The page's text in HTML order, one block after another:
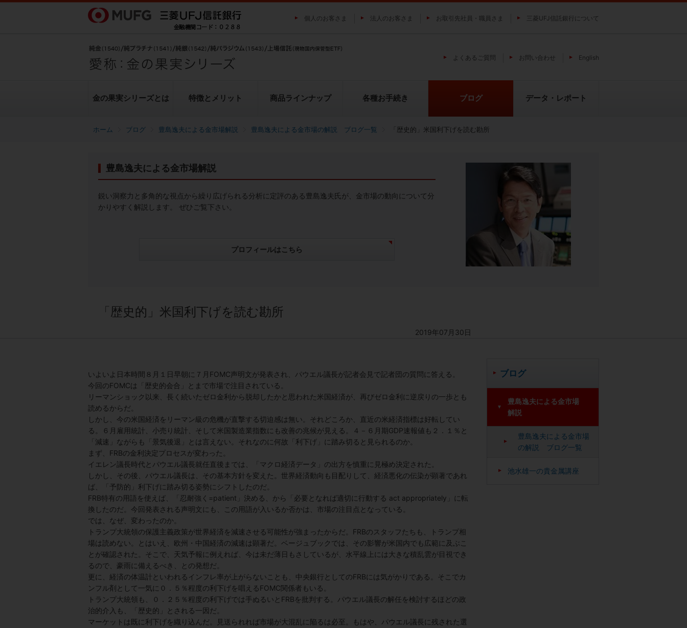
ブログ 豊島逸夫による金市場解説 豊島逸夫による金市場の解説 ブログ一覧 「歴史的」米国利下げを読む勘所
豊島逸夫による金市場解説
鋭い洞察力と多角的な視点から繰り広げられる分析に定評のある豊島逸夫氏が、金市場の動向について分
かりやすく解説します。 ぜひご覧下さい。
プロフィールはこちら
ブログ
豊島逸夫による金市場
解説
豊島逸夫による金市場
の解説 ブログ一覧
池水雄一の貴金属講座
「歴史的」米国利下げを読む勘所
2019年07月30日
いよいよ日本時間８月１日早朝に７月FOMC声明文が発表され、パウエル議長が記者会見で記者団の質問に答える。
今回のFOMCは「歴史的会合」とまで市場で注目されている。
リーマンショック以来、長く続いたゼロ金利から脱却したかと思われた米国経済が、再びゼロ金利に逆戻りの一歩とも
読めるからだ。
しかし、今の米国経済をリーマン級の危機が直撃する切迫感は無い。それどころか、直近の米経済指標は好転してい
る。６月雇用統計、小売り統計、そして米国製造業指数にも改善の兆候が見える。４－６月期GDP速報値も２．１％と
「減速」ながらも「景気後退」とは言えない。それなのに何故「利下げ」に踏み切ると見られるのか。
まず、FRBの金利決定プロセスが変わった。
イエレン議長時代とパウエル議長就任直後までは、「マクロ経済データ」の出方を慎重に見極め決定された。
しかし、その後、パウエル議長は、その基本方針を変えた。世界経済動向も目配りして、経済悪化の伝染が顕著であれ
ば、「予防的」利下げに踏み切る姿勢にシフトしたのだ。
FRB特有の用語を使えば、「忍耐強く=patient」決める、から「必要となれば適切に行動する act appropriately」に転
換したのだ。今回発表される声明文にも、この用語が入いるか否かは、市場の注目点となっている。
では、なぜ、変わったのか。
トランプ大統領の保護主義政策が世界経済を減速させる可能性が強まったからだ。FRBのスタッフたちも、トランプ相
場は読めない。とはいえ、欧州・中国経済の減速は顕著だ。ベージュブックでは、その影響が米国内でも広範に及ぶこ
とが確認された。そこで、天気予報に例えれば、今は未だ薄日もさしているが、水平線上には大きな積乱雲が目視でき
るので、豪雨に備えるべき、との発想だ。
更に、経済の体温計といわれるインフレ率が上がらないことも、中央銀行としてのFRBには気がかりである。そこでカ
ンフル剤として一気に０．５％程度の利下げを唱えるFOMC関係者もいる。
トランプ大統領も、０．２５％程度の利下げでは手ぬるいとFRBを批判する。パウエル議長の解任を検討するほどの政
治的介入も、「歴史的」とされる一因だ。
マーケットは既に利下げを織り込んだ。見送られれば市場が大混乱に陥るは必至。もはや、パウエル議長に残された選
個人のお客さま 法人のお客さま お取引先社員・職員さま 三菱UFJ信託銀行について
よくあるご質問 お問い合わせ English
金の果実シリーズとは
金投資とは 貴金属の特性
特徴とメリット
シリーズの魅力
商品ラインナップ
純金上場信託（金の果実）
純パラジウム上場信託（パラジウ
ムの果実）
各種お手続き
転換（交換）の手続き
ブログ
豊島逸夫による金市場解説
データ・レポート
ヒストリカルデータ